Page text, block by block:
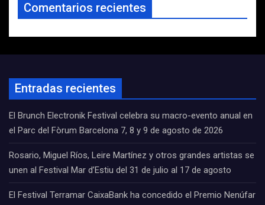
Comentarios recientes
Entradas recientes
El Brunch Electronik Festival celebra su macro-evento anual en
el Parc del Fòrum Barcelona 7, 8 y 9 de agosto de 2026
Rosario, Miguel Ríos, Leire Martínez y otros grandes artistas se
unen al Festival Mar d’Estiu del 31 de julio al 17 de agosto
El Festival Terramar CaixaBank ha concedido el Premio Nenúfar